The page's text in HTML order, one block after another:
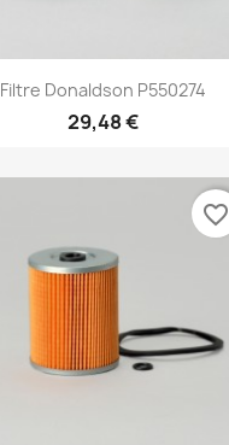
Aperçu rapide
Filtre Donaldson P550274
29,48 €
favorite_border